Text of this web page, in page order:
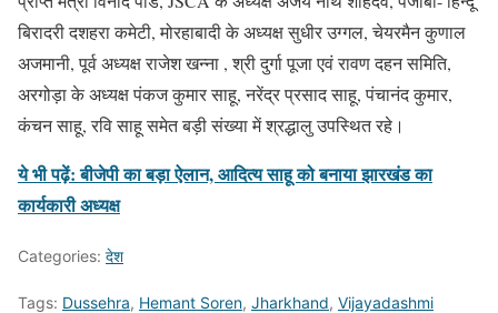
बिरादरी दशहरा कमेटी, मोरहाबादी के अध्यक्ष सुधीर उग्गल, चेयरमैन कुणाल
अजमानी, पूर्व अध्यक्ष राजेश खन्ना , श्री दुर्गा पूजा एवं रावण दहन समिति,
अरगोड़ा के अध्यक्ष पंकज कुमार साहू, नरेंद्र प्रसाद साहू, पंचानंद कुमार,
कंचन साहू, रवि साहू समेत बड़ी संख्या में श्रद्धालु उपस्थित रहे।
ये भी पढ़ें: बीजेपी का बड़ा ऐलान, आदित्य साहू को बनाया झारखंड का
कार्यकारी अध्यक्ष
Categories: देश
Tags: Dussehra, Hemant Soren, Jharkhand, Vijayadashmi